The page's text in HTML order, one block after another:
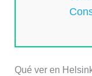
Qué ver en